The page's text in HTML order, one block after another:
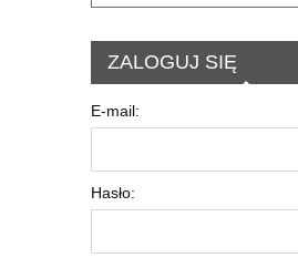
ZALOGUJ SIĘ
E-mail:
Hasło: